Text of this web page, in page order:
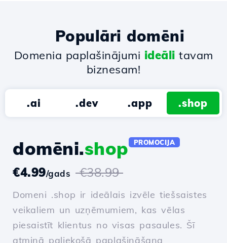
Populāri domēni
Domenia paplašinājumi ideāli tavam
biznesam!
.ai .dev .app .shop
domēni.shop PROMOCIJA
€4.99/gads €38.99
Domeni .shop ir ideālais izvēle tiešsaistes
veikaliem un uzņēmumiem, kas vēlas
piesaistīt klientus no visas pasaules. Šī
atmiņā paliekošā paplašināšana